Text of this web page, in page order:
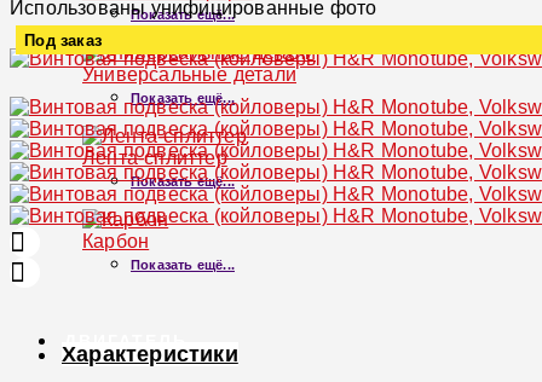
Показать ещё...
Универсальные детали
Показать ещё...
Лента-сплиттер
Показать ещё...
Карбон
Показать ещё...
Использованы унифицированные фото
Под заказ
Увеличить
Характеристики